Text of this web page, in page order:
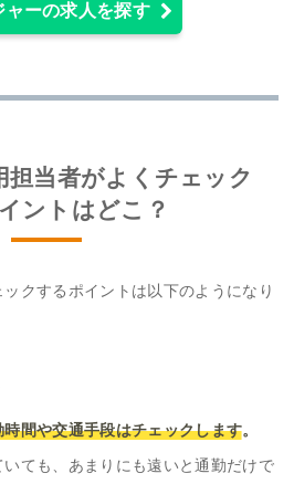
ャーの求人を探す
担当者がよくチェック
ントはどこ？
クするポイントは以下のようになり
間や交通手段はチェックします。
ても、あまりにも遠いと通勤だけで